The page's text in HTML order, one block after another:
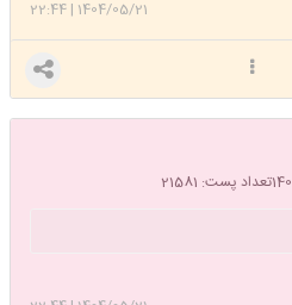
1404/05/21
|
22:44
تعداد پست: 21581